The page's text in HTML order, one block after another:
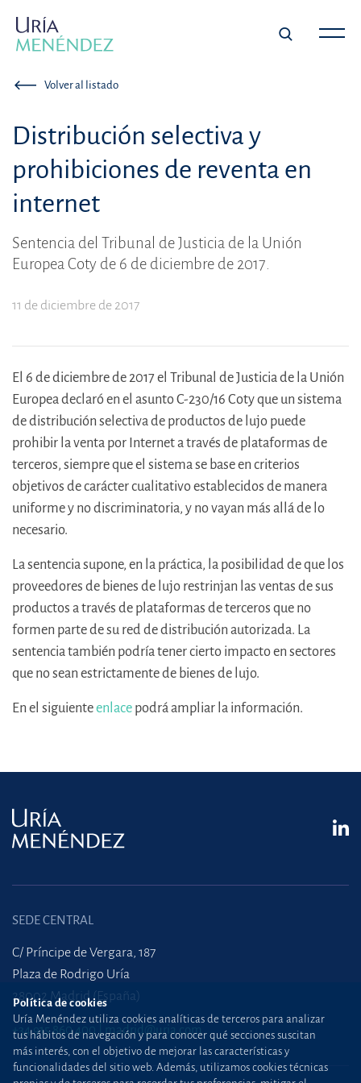
Volver al listado
Distribución selectiva y
prohibiciones de reventa en
internet
Sentencia del Tribunal de Justicia de la Unión
Europea Coty de 6 de diciembre de 2017.
11 de diciembre de 2017
El 6 de diciembre de 2017 el Tribunal de Justicia de la Unión
Europea declaró en el asunto C-230/16 Coty que un sistema
de distribución selectiva de productos de lujo puede
prohibir la venta por Internet a través de plataformas de
terceros, siempre que el sistema se base en criterios
objetivos de carácter cualitativo establecidos de manera
uniforme y no discriminatoria, y no vayan más allá de lo
necesario.
La sentencia supone, en la práctica, la posibilidad de que los
proveedores de bienes de lujo restrinjan las ventas de sus
productos a través de plataformas de terceros que no
formen parte de su red de distribución autorizada. La
sentencia también podría tener cierto impacto en sectores
que no sean estrictamente de bienes de lujo.
En el siguienteenlace podrá ampliar la información.
SEDE CENTRAL
C/ Príncipe de Vergara, 187
Plaza de Rodrigo Uría
28002 Madrid (España)
+34 915 860 400 madrid@uria.com
Política de cookies
Uría Menéndez utiliza cookies analíticas de terceros para analizar
tus hábitos de navegación y para conocer qué secciones suscitan
más interés, con el objetivo de mejorar las características y
funcionalidades del sitio web. Además, utilizamos cookies técnicas